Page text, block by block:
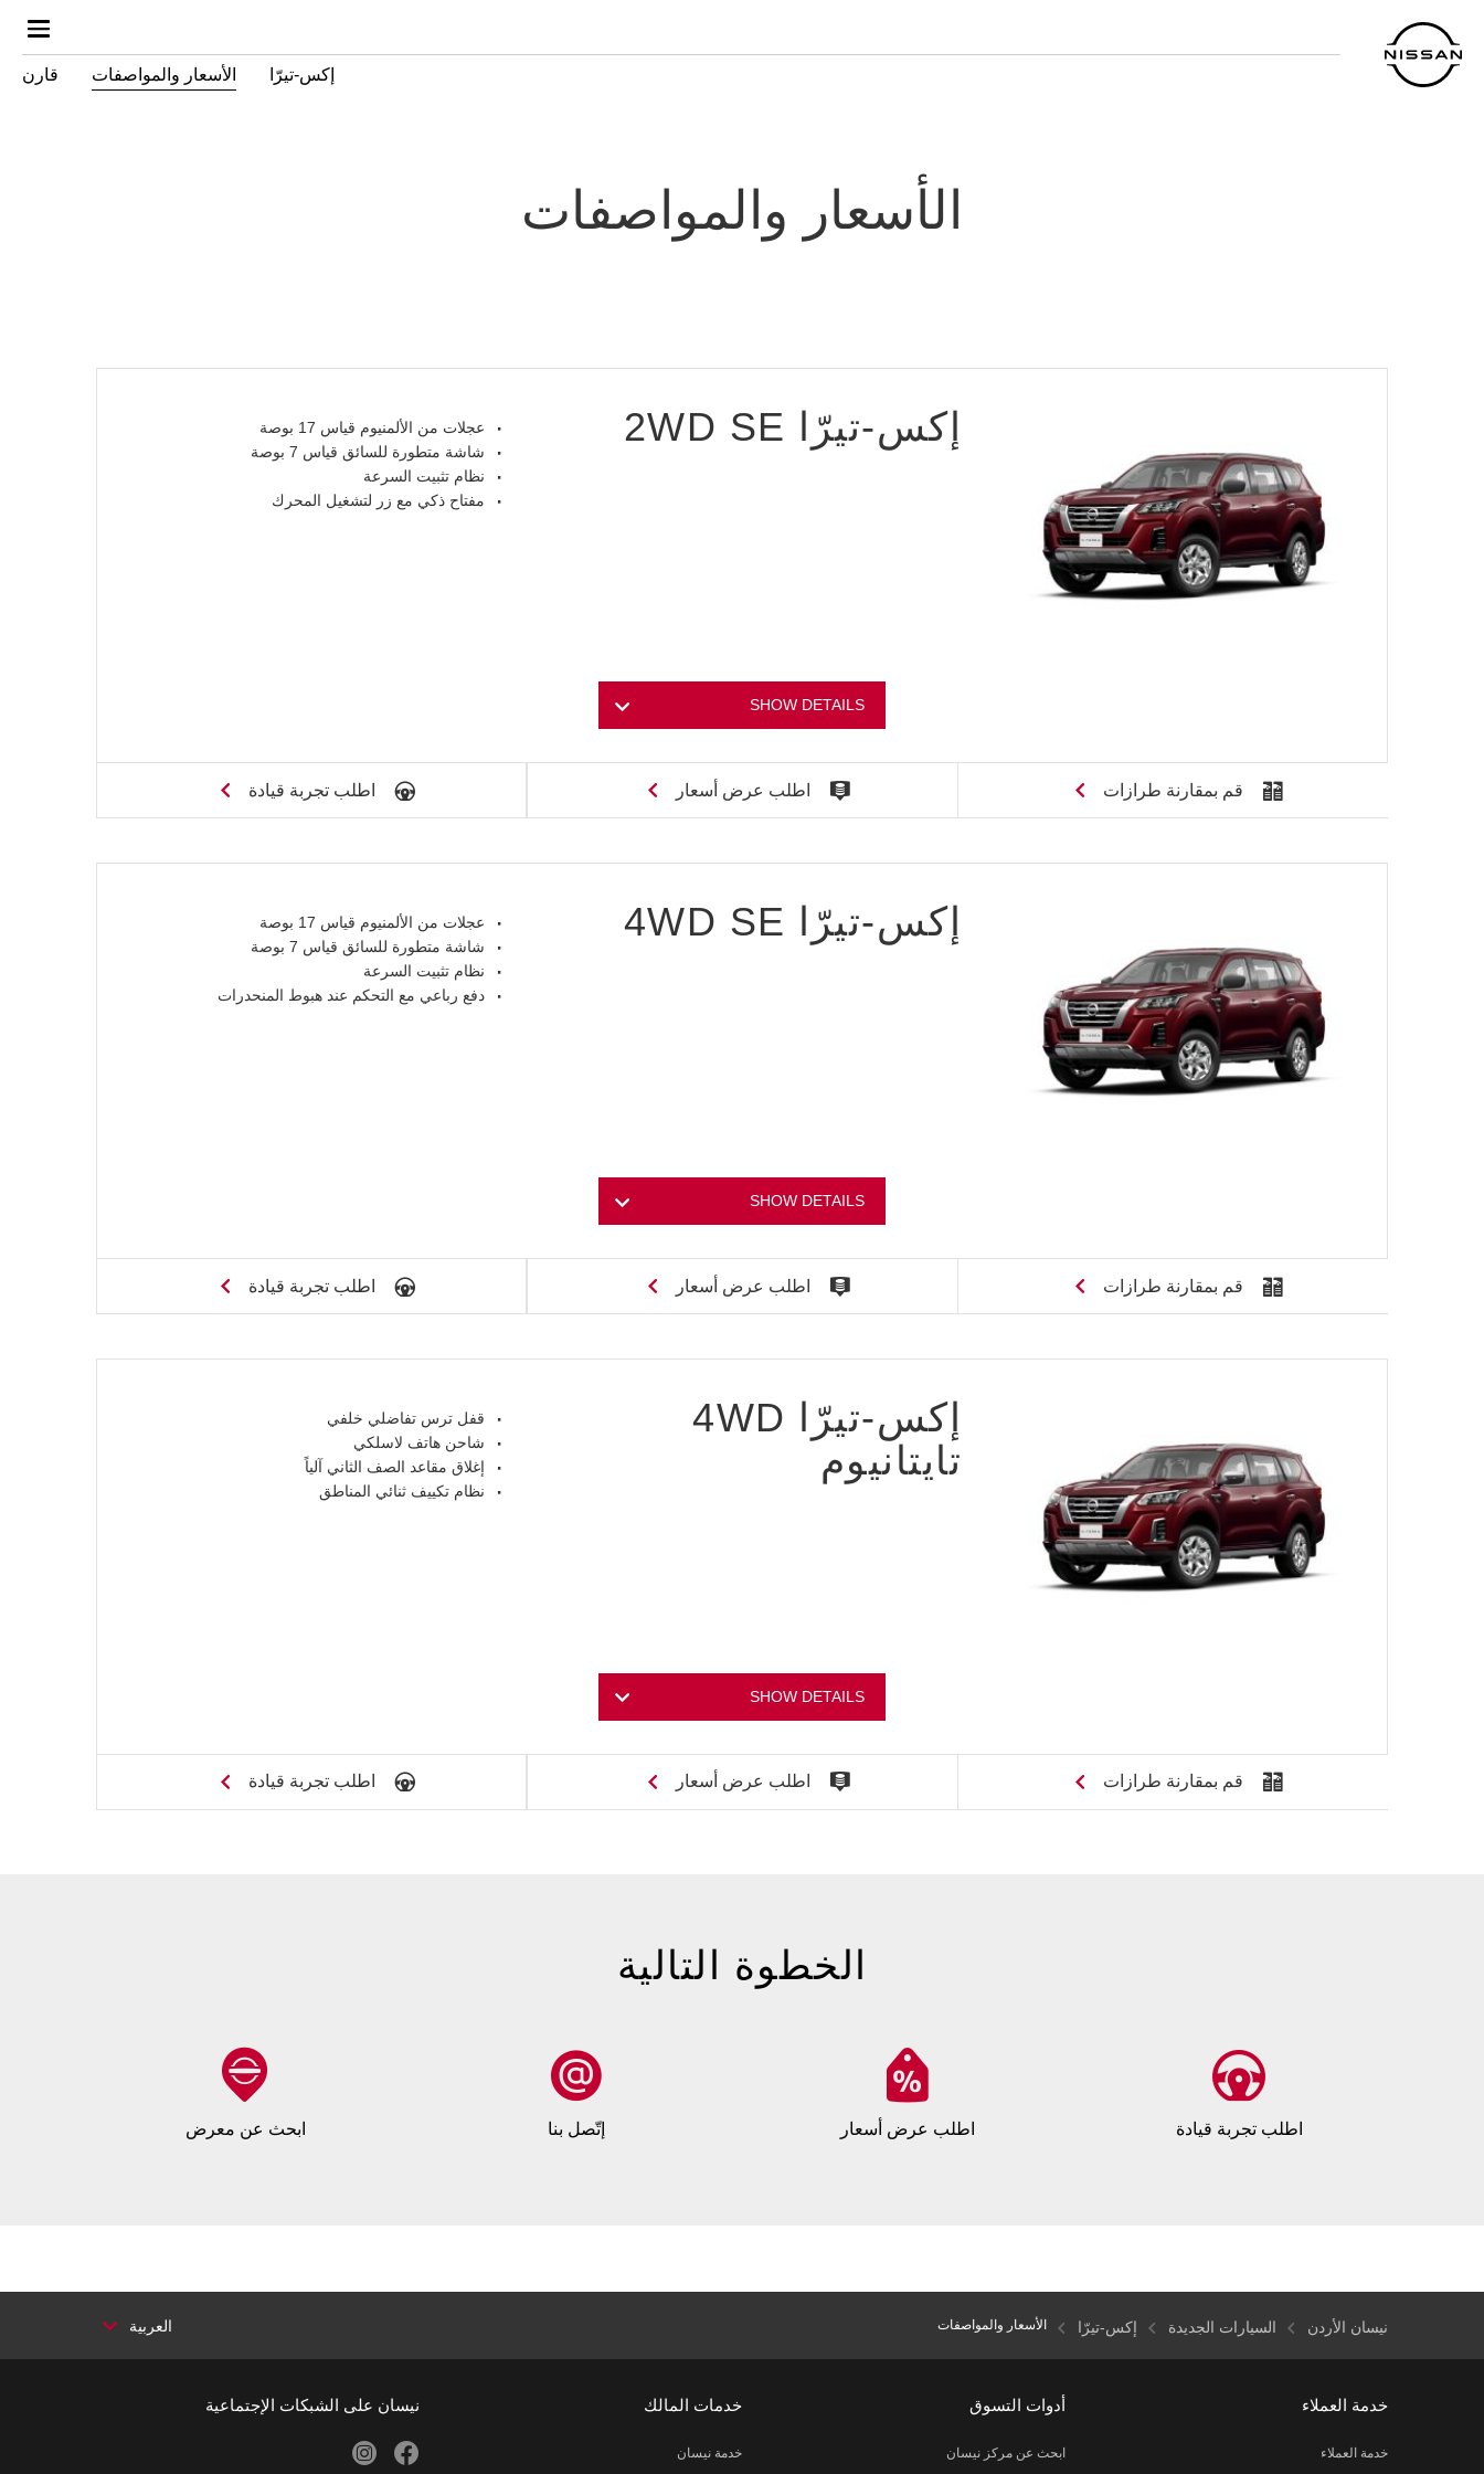
المحتوى
إكس-تيرّا الأسعار والمواصفات قارن
الأسعار والمواصفات
إكس-تيرّا 2WD SE
عجلات من الألمنيوم قياس 17 بوصة
شاشة متطورة للسائق قياس 7 بوصة
نظام تثبيت السرعة
مفتاح ذكي مع زر لتشغيل المحرك
SHOW DETAILS
قم بمقارنة طرازات اطلب عرض أسعار اطلب تجربة قيادة
إكس-تيرّا 4WD SE
عجلات من الألمنيوم قياس 17 بوصة
شاشة متطورة للسائق قياس 7 بوصة
نظام تثبيت السرعة
دفع رباعي مع التحكم عند هبوط المنحدرات
SHOW DETAILS
قم بمقارنة طرازات اطلب عرض أسعار اطلب تجربة قيادة
إكس-تيرّا 4WD
تايتانيوم
قفل ترس تفاضلي خلفي
شاحن هاتف لاسلكي
إغلاق مقاعد الصف الثاني آلياً
نظام تكييف ثنائي المناطق
SHOW DETAILS
قم بمقارنة طرازات اطلب عرض أسعار اطلب تجربة قيادة
الخطوة التالية
اطلب تجربة قيادة اطلب عرض أسعار إتّصل بنا ابحث عن معرض
نيسان الأردن السيارات الجديدة إكس-تيرّا الأسعار والمواصفات العربية
خدمة العملاء
خدمة العملاء
أدوات التسوق
ابحث عن مركز نيسان
خدمات المالك
خدمة نيسان
نيسان على الشبكات الإجتماعية
facebook